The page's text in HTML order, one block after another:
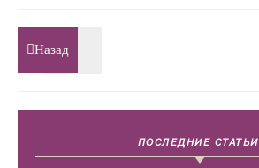
Назад
ПОСЛЕДНИЕ СТАТЬИ